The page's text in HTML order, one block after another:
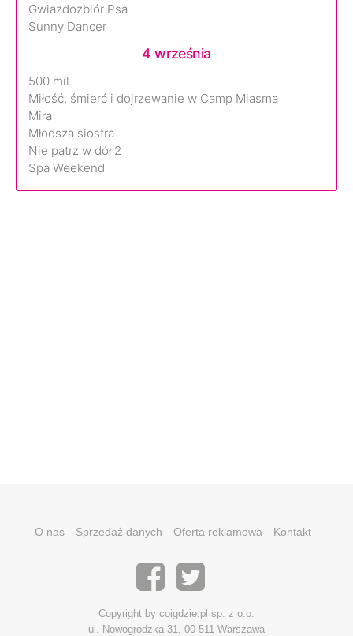
Gwiazdozbiór Psa
Sunny Dancer
4 września
500 mil
Miłość, śmierć i dojrzewanie w Camp Miasma
Mira
Młodsza siostra
Nie patrz w dół 2
Spa Weekend
O nas Sprzedaż danych Oferta reklamowa Kontakt
Copyright by coigdzie.pl sp. z o.o.
ul. Nowogrodzka 31, 00-511 Warszawa